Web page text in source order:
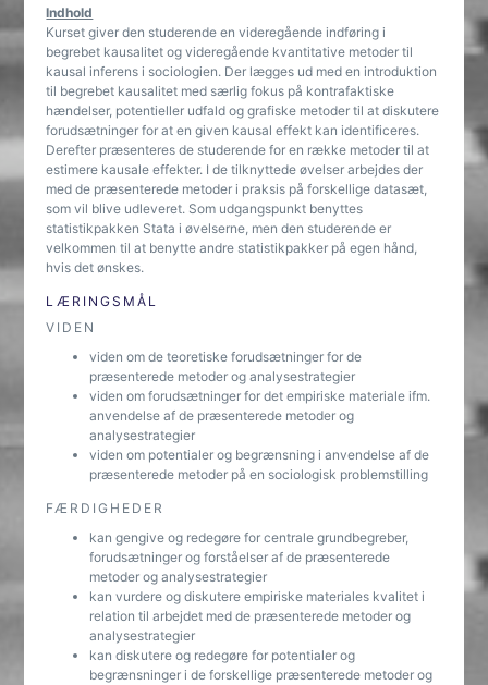
Indhold
Kurset giver den studerende en videregående indføring i
begrebet kausalitet og videregående kvantitative metoder til
kausal inferens i sociologien. Der lægges ud med en introduktion
til begrebet kausalitet med særlig fokus på kontrafaktiske
hændelser, potentieller udfald og grafiske metoder til at diskutere
forudsætninger for at en given kausal effekt kan identificeres.
Derefter præsenteres de studerende for en række metoder til at
estimere kausale effekter. I de tilknyttede øvelser arbejdes der
med de præsenterede metoder i praksis på forskellige datasæt,
som vil blive udleveret. Som udgangspunkt benyttes
statistikpakken Stata i øvelserne, men den studerende er
velkommen til at benytte andre statistikpakker på egen hånd,
hvis det ønskes.
LÆRINGSMÅL
VIDEN
viden om de teoretiske forudsætninger for de
præsenterede metoder og analysestrategier
viden om forudsætninger for det empiriske materiale ifm.
anvendelse af de præsenterede metoder og
analysestrategier
viden om potentialer og begrænsning i anvendelse af de
præsenterede metoder på en sociologisk problemstilling
FÆRDIGHEDER
kan gengive og redegøre for centrale grundbegreber,
forudsætninger og forståelser af de præsenterede
metoder og analysestrategier
kan vurdere og diskutere empiriske materiales kvalitet i
relation til arbejdet med de præsenterede metoder og
analysestrategier
kan diskutere og redegøre for potentialer og
begrænsninger i de forskellige præsenterede metoder og